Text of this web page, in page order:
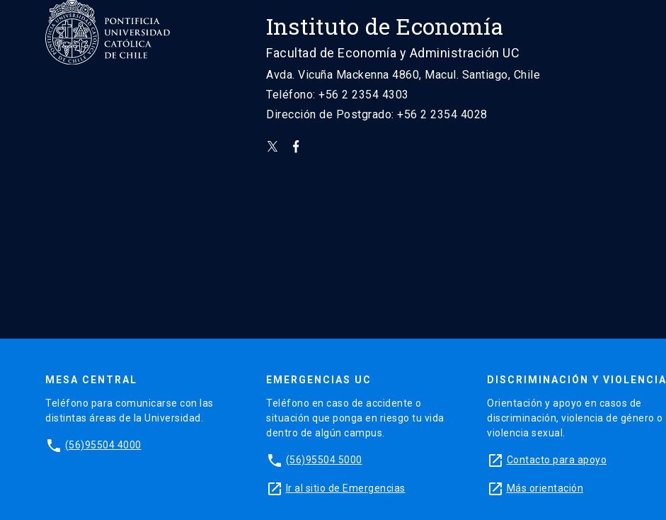
Instituto de Economía
Facultad de Economía y Administración UC
Avda. Vicuña Mackenna 4860, Macul. Santiago, Chile
Teléfono: +56 2 2354 4303
Dirección de Postgrado: +56 2 2354 4028
MESA CENTRAL
Teléfono para comunicarse con las
distintas áreas de la Universidad.
phone (56)95504 4000
EMERGENCIAS UC
Teléfono en caso de accidente o
situación que ponga en riesgo tu vida
dentro de algún campus.
phone (56)95504 5000
launch Ir al sitio de Emergencias
DISCRIMINACIÓN Y VIOLENCIA
Orientación y apoyo en casos de
discriminación, violencia de género o
violencia sexual.
launch Contacto para apoyo
launch Más orientación